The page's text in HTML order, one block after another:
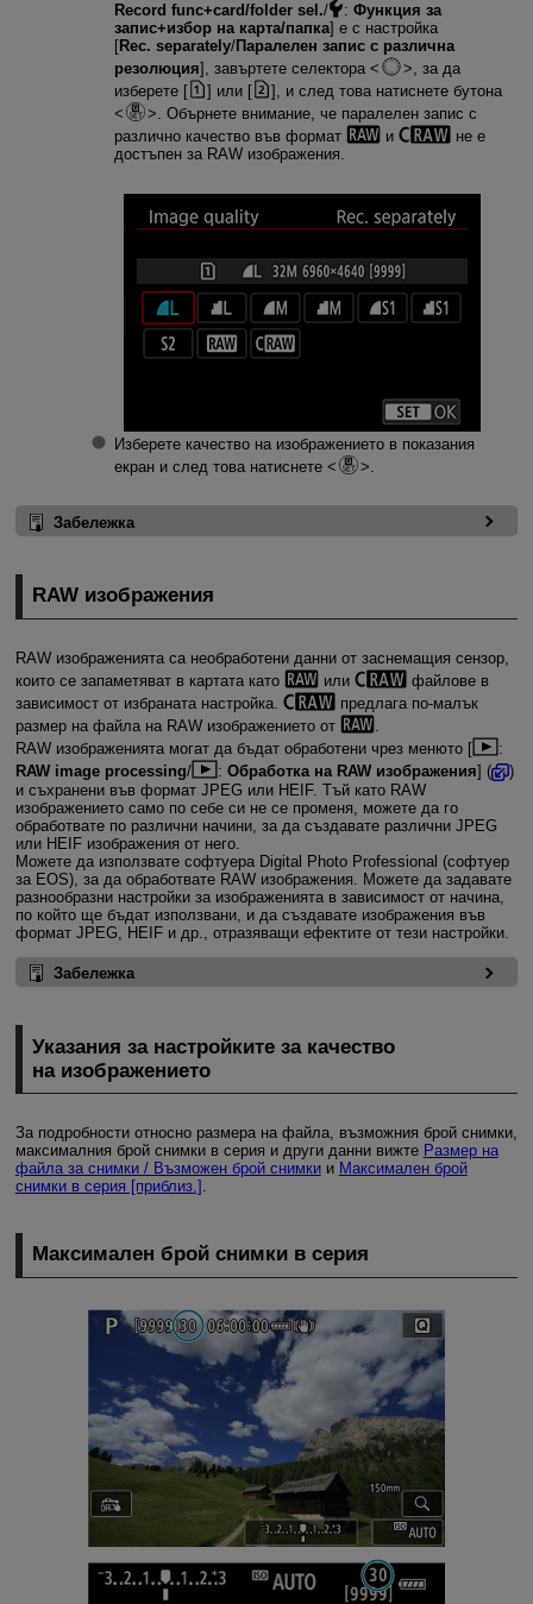
Record func+card/folder sel./ : Функция за
запис+избор на карта/папка] е с настройка
[Rec. separately/Паралелен запис с различна
резолюция], завъртете селектора
, за да
изберете [
] или [
], и след това натиснете бутона
. Обърнете внимание, че паралелен запис с
различно качество във формат
и
не е
достъпен за RAW изображения.
Изберете качество на изображението в показания
екран и след това натиснете
Забележка
RAW изображения
RAW изображенията са необработени данни от заснемащия сензор,
които се запаметяват в картата като
или
файлове в
зависимост от избраната настройка.
предлага по-малък
размер на файла на RAW изображението от
RAW изображенията могат да бъдат обработени чрез менюто [
:
RAW image processing/ : Обработка на RAW изображения] (
)
и съхранени във формат JPEG или HEIF. Тъй като RAW
изображението само по себе си не се променя, можете да го
обработвате по различни начини, за да създавате различни JPEG
или HEIF изображения от него.
Можете да използвате софтуера Digital Photo Professional (софтуер
за EOS), за да обработвате RAW изображения. Можете да задавате
разнообразни настройки за изображенията в зависимост от начина,
по който ще бъдат използвани, и да създавате изображения във
формат JPEG, HEIF и др., отразяващи ефектите от тези настройки.
Забележка
Указания за настройките за качество
на изображението
За подробности относно размера на файла, възможния брой снимки,
максималния брой снимки в серия и други данни вижте Размер на
файла за снимки / Възможен брой снимкии Максимален брой
снимки в серия [приблиз.] .
Максимален брой снимки в серия